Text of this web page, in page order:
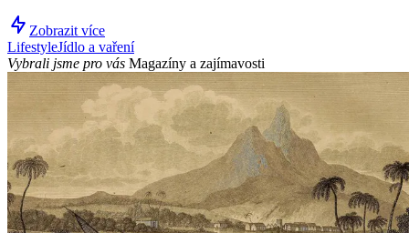
Zobrazit více
LifestyleJídlo a vaření
Vybrali jsme pro vás Magazíny a zajímavosti